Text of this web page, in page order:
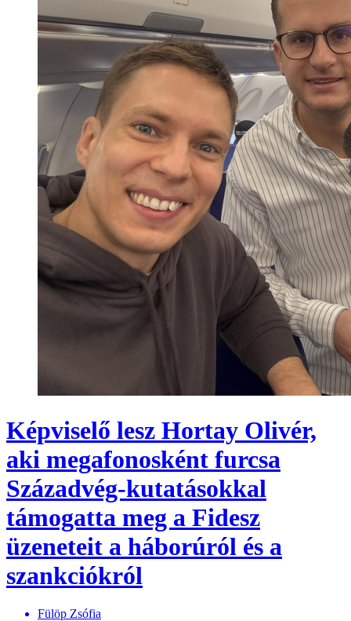
Képviselő lesz Hortay Olivér,
aki megafonosként furcsa
Századvég-kutatásokkal
támogatta meg a Fidesz
üzeneteit a háborúról és a
szankciókról
Fülöp Zsófia